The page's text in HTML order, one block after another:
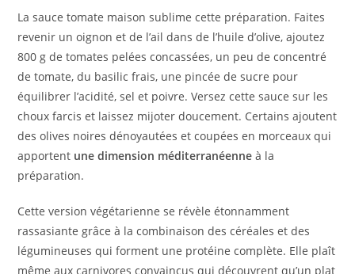
La sauce tomate maison sublime cette préparation. Faites
revenir un oignon et de l’ail dans de l’huile d’olive, ajoutez
800 g de tomates pelées concassées, un peu de concentré
de tomate, du basilic frais, une pincée de sucre pour
équilibrer l’acidité, sel et poivre. Versez cette sauce sur les
choux farcis et laissez mijoter doucement. Certains ajoutent
des olives noires dénoyautées et coupées en morceaux qui
apportent une dimension méditerranéenne à la
préparation.
Cette version végétarienne se révèle étonnamment
rassasiante grâce à la combinaison des céréales et des
légumineuses qui forment une protéine complète. Elle plaît
même aux carnivores convaincus qui découvrent qu’un plat